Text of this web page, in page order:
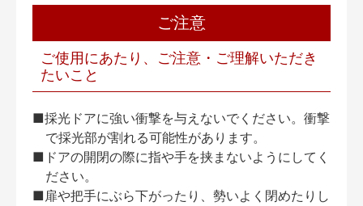
ご注意
ご使用にあたり、ご注意・ご理解いただき
たいこと
■採光ドアに強い衝撃を与えないでください。衝撃
で採光部が割れる可能性があります。
■ドアの開閉の際に指や手を挟まないようにしてく
ださい。
■扉や把手にぶら下がったり、勢いよく閉めたりし